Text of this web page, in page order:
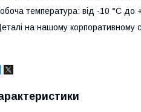
температура: від -10 °C до
на нашому корпоративному